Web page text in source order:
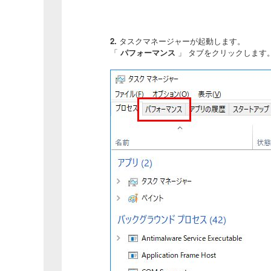
2. タスクマネージャーが起動します。
「 パフォーマンス 」 タブをクリックします